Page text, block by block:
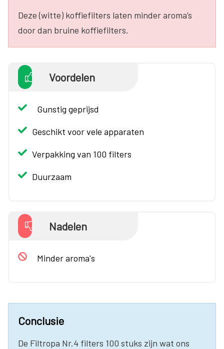
Deze (witte) koffiefilters laten minder aroma’s
door dan bruine koffiefilters.
Voordelen
Gunstig geprijsd
Geschikt voor vele apparaten
Verpakking van 100 filters
Duurzaam
Nadelen
Minder aroma's
Conclusie
De Filtropa Nr.4 filters 100 stuks zijn wat ons